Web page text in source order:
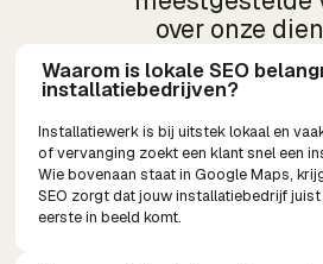
over onze
Waarom is lokale SEO
installatiebedrijven?
Installatiewerk is bij uitstek lokaal en
of vervanging zoekt een klant snel een
Wie bovenaan staat in Google Maps,
SEO zorgt dat jouw installatiebedrijf
eerste in beeld komt.